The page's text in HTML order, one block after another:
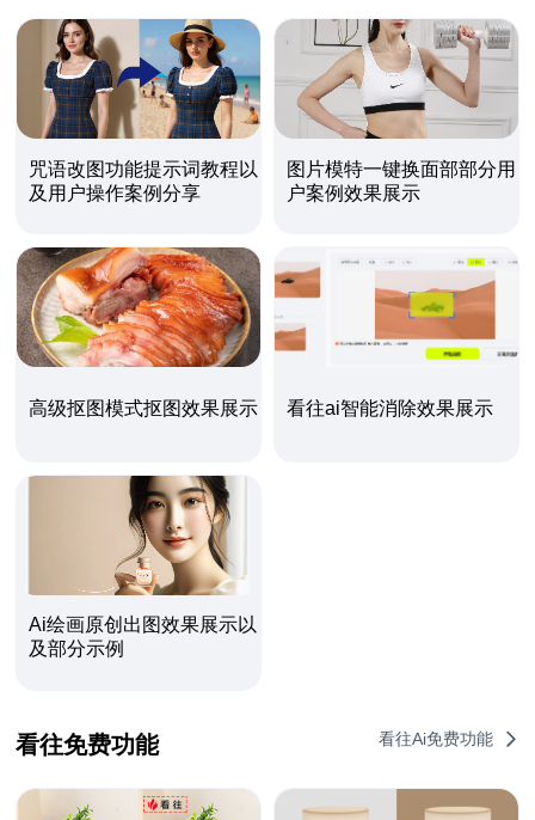
咒语改图功能提示词教程以
及用户操作案例分享
图片模特一键换面部部分用
户案例效果展示
高级抠图模式抠图效果展示 看往ai智能消除效果展示
Ai绘画原创出图效果展示以
及部分示例
看往免费功能 看往Ai免费功能